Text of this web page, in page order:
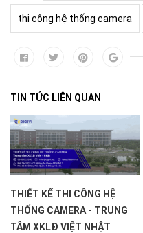
thi công hệ thống camera
TIN TỨC LIÊN QUAN
THIẾT KẾ THI CÔNG HỆ
THỐNG CAMERA - TRUNG
TÂM XKLĐ VIỆT NHẬT